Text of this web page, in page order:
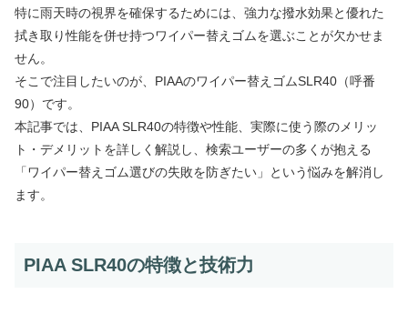
特に雨天時の視界を確保するためには、強力な撥水効果と優れた
拭き取り性能を併せ持つワイパー替えゴムを選ぶことが欠かせま
せん。
そこで注目したいのが、PIAAのワイパー替えゴムSLR40（呼番
90）です。
本記事では、PIAA SLR40の特徴や性能、実際に使う際のメリッ
ト・デメリットを詳しく解説し、検索ユーザーの多くが抱える
「ワイパー替えゴム選びの失敗を防ぎたい」という悩みを解消し
ます。
PIAA SLR40の特徴と技術力